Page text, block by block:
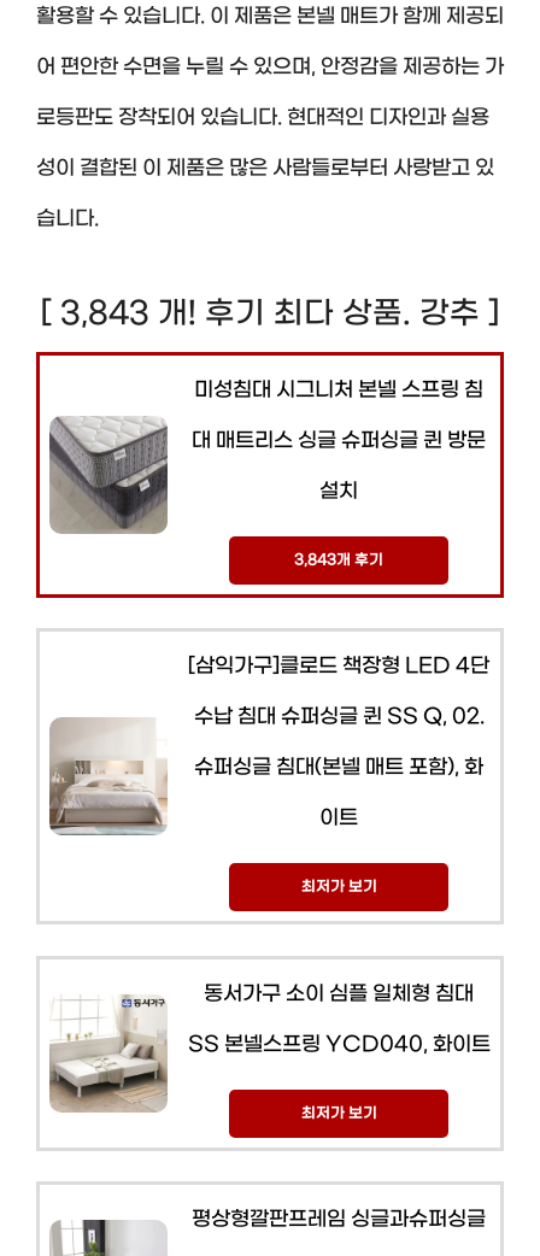
활용할 수 있습니다. 이 제품은 본넬 매트가 함께 제공되
어 편안한 수면을 누릴 수 있으며, 안정감을 제공하는 가
로등판도 장착되어 있습니다. 현대적인 디자인과 실용
성이 결합된 이 제품은 많은 사람들로부터 사랑받고 있
습니다.
[ 3,843 개! 후기 최다 상품. 강추 ]
미성침대 시그니처 본넬 스프링 침
대 매트리스 싱글 슈퍼싱글 퀸 방문
설치
3,843개 후기
[삼익가구]클로드 책장형 LED 4단
수납 침대 슈퍼싱글 퀸 SS Q, 02.
슈퍼싱글 침대(본넬 매트 포함), 화
이트
최저가 보기
동서가구 소이 심플 일체형 침대
SS 본넬스프링 YCD040, 화이트
최저가 보기
평상형깔판프레임 싱글과슈퍼싱글